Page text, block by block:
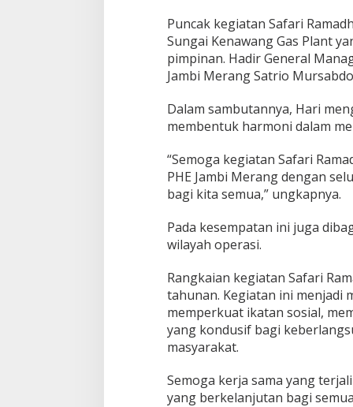
i
Puncak kegiatan Safari
Sungai Kenawang Gas Plant
pimpinan. Hadir General
Jambi Merang Satrio
Dalam sambutannya, Hari
membentuk harmoni dalam
“Semoga kegiatan Safari
PHE Jambi Merang dengan
bagi kita semua,” ungkapnya.
Pada kesempatan ini juga
wilayah operasi.
Rangkaian kegiatan Safari
tahunan. Kegiatan ini menjadi
memperkuat ikatan sosial,
yang kondusif bagi
masyarakat.
Semoga kerja sama yang
yang berkelanjutan bagi